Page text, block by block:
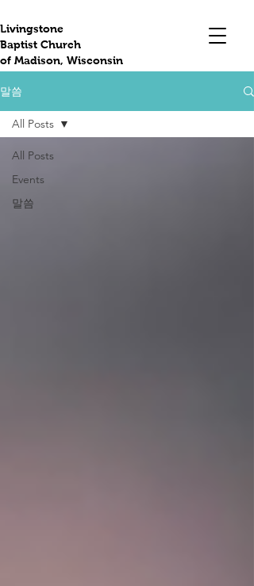
Livingstone
Baptist Church
of Madison, Wisconsin
말씀
All Posts
Events
말씀
All Posts